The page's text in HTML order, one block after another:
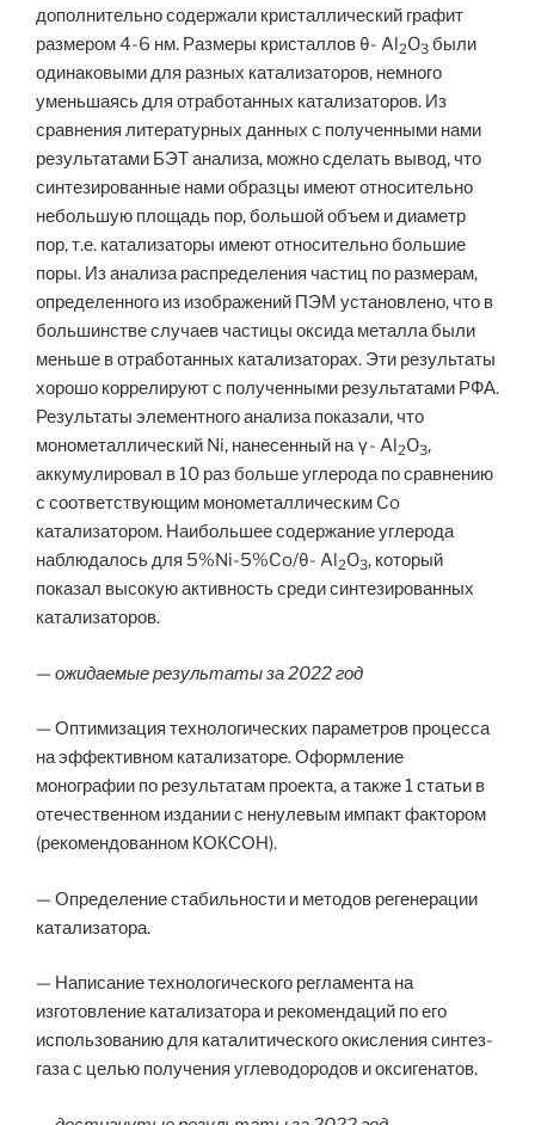
дополнительно содержали кристаллический графит
размером 4-6 нм. Размеры кристаллов θ- Al2O3 были
одинаковыми для разных катализаторов, немного
уменьшаясь для отработанных катализаторов. Из
сравнения литературных данных с полученными нами
результатами БЭТ анализа, можно сделать вывод, что
синтезированные нами образцы имеют относительно
небольшую площадь пор, большой объем и диаметр
пор, т.е. катализаторы имеют относительно большие
поры. Из анализа распределения частиц по размерам,
определенного из изображений ПЭМ установлено, что в
большинстве случаев частицы оксида металла были
меньше в отработанных катализаторах. Эти результаты
хорошо коррелируют с полученными результатами РФА.
Результаты элементного анализа показали, что
монометаллический Ni, нанесенный на γ- Al2O3,
аккумулировал в 10 раз больше углерода по сравнению
с соответствующим монометаллическим Co
катализатором. Наибольшее содержание углерода
наблюдалось для 5%Ni-5%Co/θ- Al2O3, который
показал высокую активность среди синтезированных
катализаторов.
— ожидаемые результаты за 2022 год
— Оптимизация технологических параметров процесса
на эффективном катализаторе. Оформление
монографии по результатам проекта, а также 1 статьи в
отечественном издании с ненулевым импакт фактором
(рекомендованном КОКСОН).
— Определение стабильности и методов регенерации
катализатора.
— Написание технологического регламента на
изготовление катализатора и рекомендаций по его
использованию для каталитического окисления синтез-
газа с целью получения углеводородов и оксигенатов.